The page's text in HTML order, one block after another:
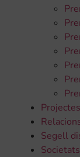
Projectes
Segell